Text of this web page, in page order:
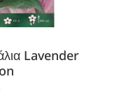
Lavender